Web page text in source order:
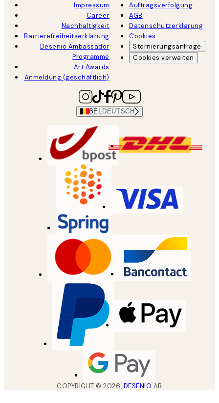
Impressum
Career
Nachhaltigkeit
Barrierefreiheitserklärung
Desenio Ambassador
Programme
Art Awards
Anmeldung (geschäftlich)
Auftragsverfolgung
AGB
Datenschutzerklärung
Cookies
Stornierungsanfrage
Cookies verwalten
BEL DEUTSCH
COPYRIGHT ©2026, DESENIO AB